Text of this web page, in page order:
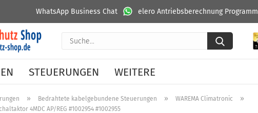
elero Antriebsberechnung Programm
WhatsApp Business Chat
Suche...
STEUERUNGEN WEITERE
» Bedrahtete kabelgebundene Steuerungen » WAREMA Climatronic »
4MDC AP/REG #1002954 #1002955